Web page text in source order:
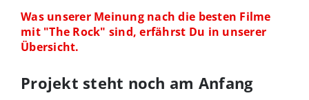
Was unserer Meinung nach die besten Filme
mit "The Rock" sind, erfährst Du in unserer
Übersicht.
Projekt steht noch am Anfang